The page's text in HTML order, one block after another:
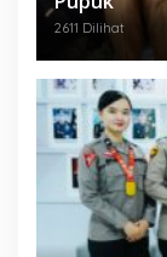
2611 Dilihat